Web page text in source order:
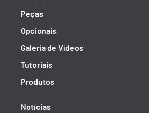
Peças
Opcionais
Galeria de Vídeos
Tutoriais
Produtos
Notícias